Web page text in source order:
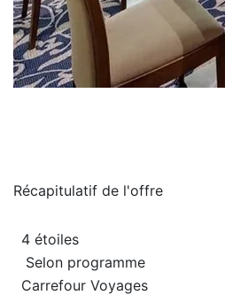
Récapitulatif de l'offre
4 étoiles
Selon programme
Carrefour Voyages